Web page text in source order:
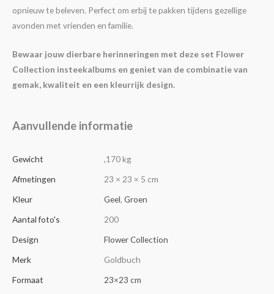
opnieuw te beleven. Perfect om erbij te pakken tijdens gezellige
avonden met vrienden en familie.
Bewaar jouw dierbare herinneringen met deze set Flower
Collection insteekalbums en geniet van de combinatie van
gemak, kwaliteit en een kleurrijk design.
Aanvullende informatie
Gewicht
,170 kg
Afmetingen
23 × 23 × 5 cm
Kleur
Geel, Groen
Aantal foto's
200
Design
Flower Collection
Merk
Goldbuch
Formaat
23×23 cm